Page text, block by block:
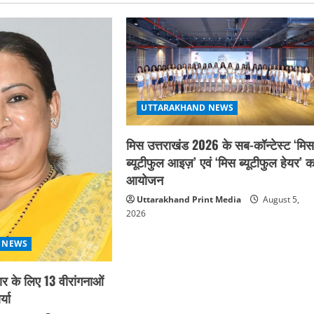
के लिए 13 वीरांगनाओं
UTTARAKHAND NEWS
मिस उत्तराखंड 2026 के सब-कॉन्टेस्ट ‘मिस
ब्यूटीफुल आइज़’ एवं ‘मिस ब्यूटीफुल हेयर’
आयोजन
Uttarakhand Print Media
August 5,
2026